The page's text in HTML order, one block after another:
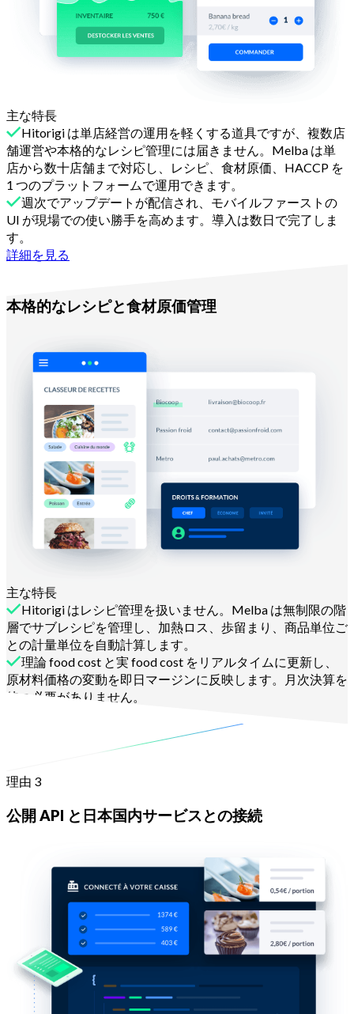
主な特長
Hitorigi は単店経営の運用を軽くする道具ですが、複数店
舗運営や本格的なレシピ管理には届きません。Melba は単
店から数十店舗まで対応し、レシピ、食材原価、HACCP を
1 つのプラットフォームで運用できます。
週次でアップデートが配信され、モバイルファーストの
UI が現場での使い勝手を高めます。導入は数日で完了しま
す。
詳細を見る
本格的なレシピと食材原価管理
主な特長
Hitorigi はレシピ管理を扱いません。Melba は無制限の階
層でサブレシピを管理し、加熱ロス、歩留まり、商品単位ご
との計量単位を自動計算します。
理論 food cost と実 food cost をリアルタイムに更新し、
原材料価格の変動を即日マージンに反映します。月次決算を
待つ必要がありません。
理由 3
公開 API と日本国内サービスとの接続